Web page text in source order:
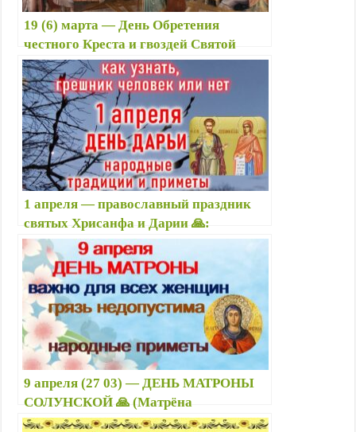
19 (6) марта — День Обретения
честного Креста и гвоздей Святой
Еленой ✝️ : приметы, что можно и
нельзя делать, именины
1 апреля — православный праздник
святых Хрисанфа и Дарии 🙏:
приметы, что можно и нельзя делать,
именины
9 апреля (27 03) — ДЕНЬ МАТРОНЫ
СОЛУНСКОЙ 🙏 (Матрёна
Наставница, Полурепница ) : приметы,